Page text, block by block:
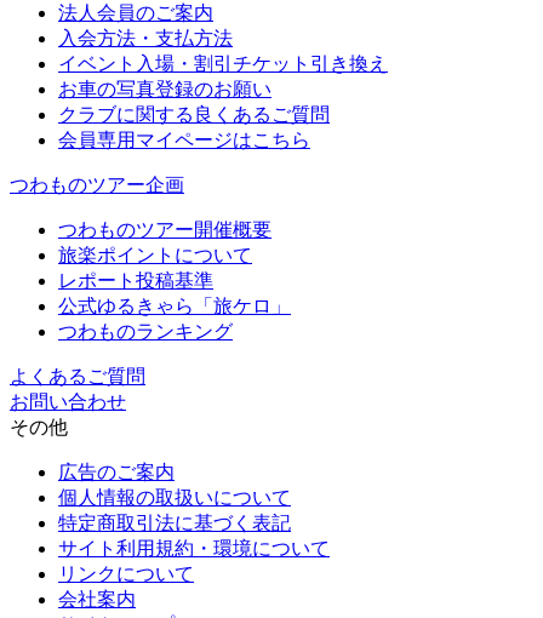
法人会員のご案内
入会方法・支払方法
イベント入場・割引チケット引き換え
お車の写真登録のお願い
クラブに関する良くあるご質問
会員専用マイページはこちら
つわものツアー企画
つわものツアー開催概要
旅楽ポイントについて
レポート投稿基準
公式ゆるきゃら「旅ケロ」
つわものランキング
よくあるご質問
お問い合わせ
その他
広告のご案内
個人情報の取扱いについて
特定商取引法に基づく表記
サイト利用規約・環境について
リンクについて
会社案内